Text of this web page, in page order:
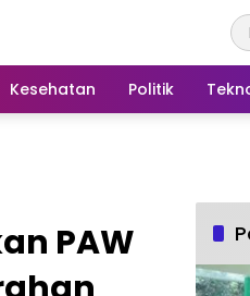
Kesehatan Politik
PAW